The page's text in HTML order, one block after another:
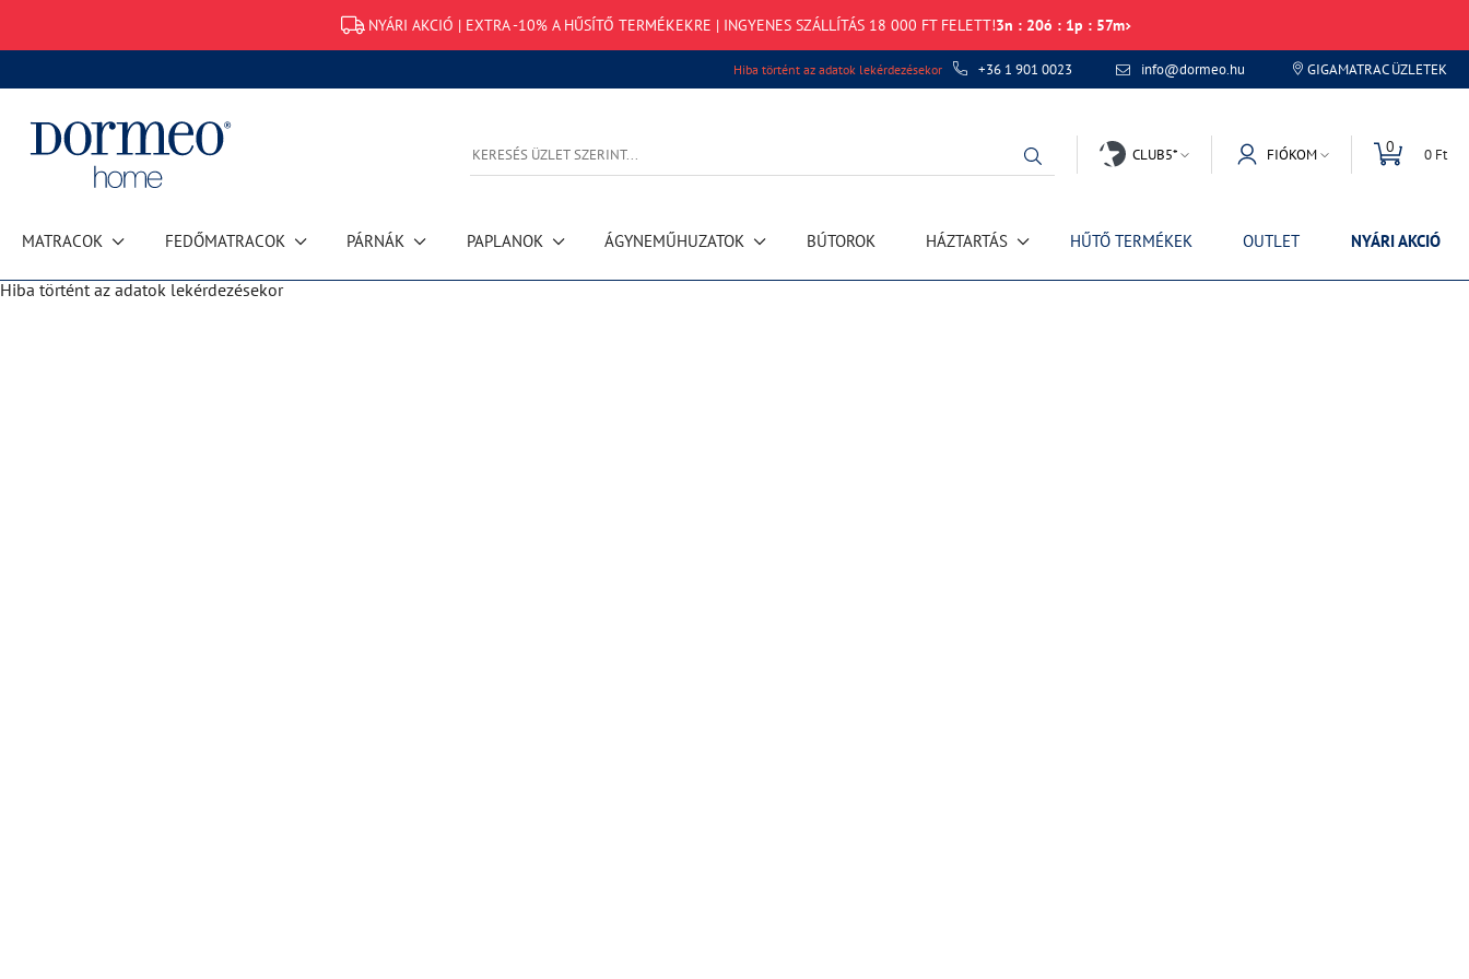
NYÁRI AKCIÓ | EXTRA -10% A HŰSÍTŐ TERMÉKEKRE | INGYENES SZÁLLÍTÁS 18 000 FT FELETT!3n : 20ó : 1p : 57m
Hiba történt az adatok lekérdezésekor +36 1 901 0023 info@dormeo.hu GIGAMATRAC ÜZLETEK
CLUB5* FIÓKOM 0 0 Ft
MATRACOK FEDŐMATRACOK PÁRNÁK PAPLANOK ÁGYNEMŰHUZATOK BÚTOROK HÁZTARTÁS HŰTŐ TERMÉKEK OUTLET NYÁRI AKCIÓ
Hiba történt az adatok lekérdezésekor